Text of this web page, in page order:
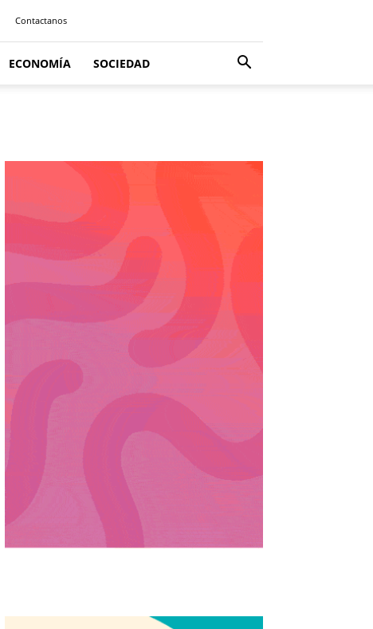
Contactanos
ECONOMÍA SOCIEDAD